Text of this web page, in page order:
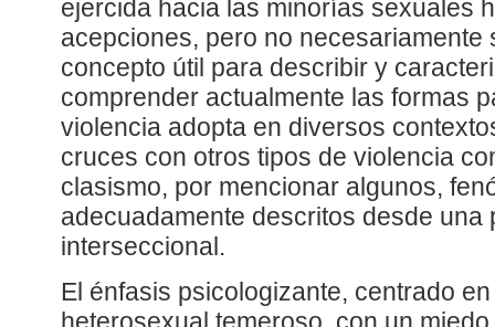
ejercida hacia las minorías sexuales
acepciones, pero no necesariamente
concepto útil para describir y
comprender actualmente las formas
violencia adopta en diversos
cruces con otros tipos de violencia
clasismo, por mencionar algunos,
adecuadamente descritos desde una
interseccional.
El énfasis psicologizante, centrado